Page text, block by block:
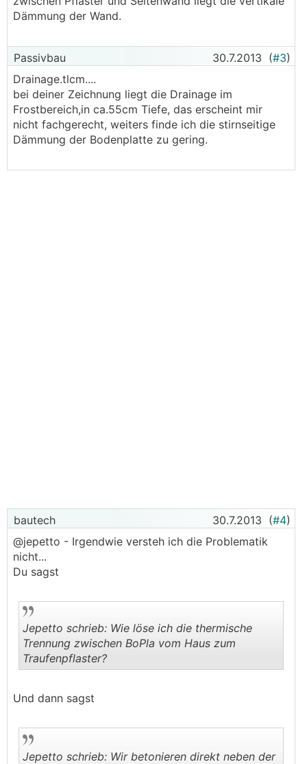
Dämmung der Wand.
Passivbau 30.7.2013 (#3)
Drainage.tlcm....
bei deiner Zeichnung liegt die Drainage im
Frostbereich,in ca.55cm Tiefe, das erscheint mir
nicht fachgerecht, weiters finde ich die stirnseitige
Dämmung der Bodenplatte zu gering.
bautech 30.7.2013 (#4)
@jepetto - Irgendwie versteh ich die Problematik
nicht...
Du sagst
Jepetto schrieb: Wie löse ich die thermische
Trennung zwischen BoPla vom Haus zum
Traufenpflaster?
Und dann sagst
Jepetto schrieb: Wir betonieren direkt neben der